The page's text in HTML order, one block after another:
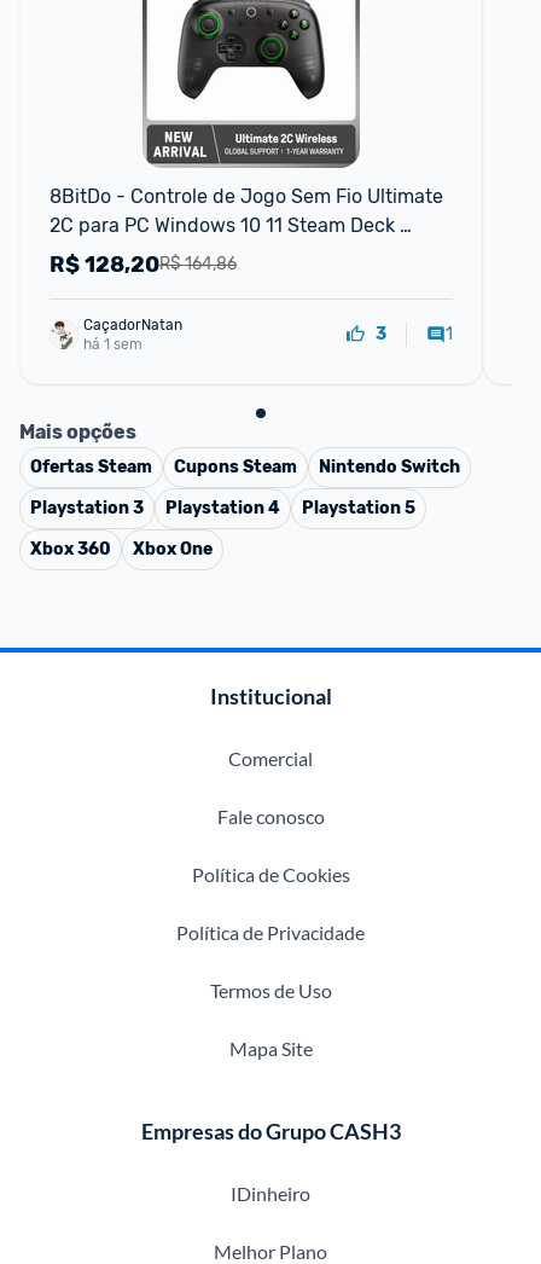
8BitDo - Controle de Jogo Sem Fio Ultimate
2C para PC Windows 10 11 Steam Deck
Raspberry Pi Android
R$ 164,86
R$128,20
CaçadorNatan
há 1 sem
3 1
Mais opções
OfertasSteam CuponsSteam
Nintendo Switch
Playstation 3
Playstation 4
Playstation 5
Xbox 360
Xbox One
Institucional
Comercial
Fale conosco
Política de Cookies
Política de Privacidade
Termos de Uso
Mapa Site
Empresas do Grupo CASH3
IDinheiro
Melhor Plano